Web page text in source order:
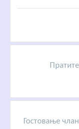
Гостовање